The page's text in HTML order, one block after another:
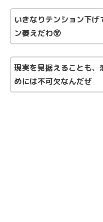
いきなりテンション下
ン萎えだわ😵
現実を見据えることも、
めには不可欠なんだぜ